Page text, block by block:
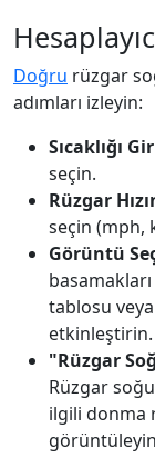
Doğru rüzgar
adımları izleyin:
Sıcaklığı
seçin.
Rüzgar
seçin (mph,
Görüntü
tablosu
etkinleştirin.
"Rüzgar
Rüzgar
ilgili donma